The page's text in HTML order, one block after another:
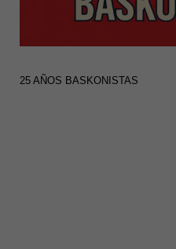
25 AÑOS BASKONISTAS